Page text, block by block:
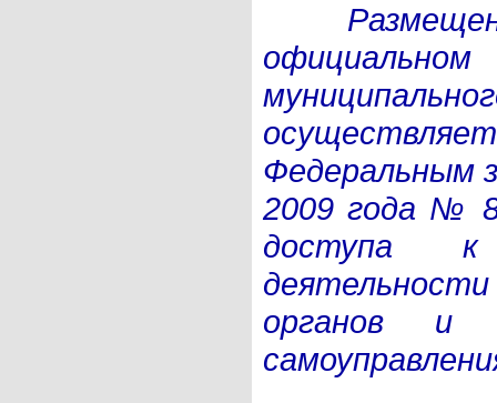
Федеральным
2009 года №
доступа
органов и